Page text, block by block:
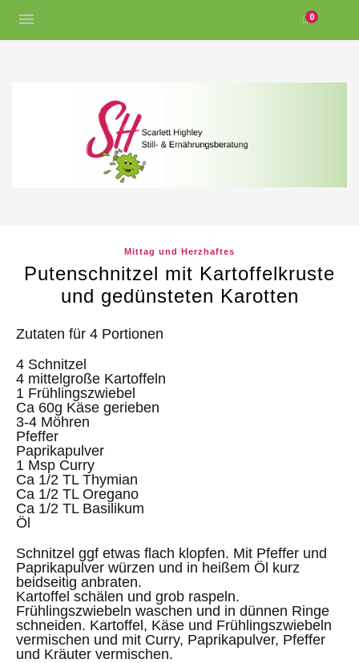
0
Mittag und Herzhaftes
Putenschnitzel mit Kartoffelkruste
und gedünsteten Karotten
Zutaten für 4 Portionen
4 Schnitzel
4 mittelgroße Kartoffeln
1 Frühlingszwiebel
Ca 60g Käse gerieben
3-4 Möhren
Pfeffer
Paprikapulver
1 Msp Curry
Ca 1/2 TL Thymian
Ca 1/2 TL Oregano
Ca 1/2 TL Basilikum
Öl
Schnitzel ggf etwas flach klopfen. Mit Pfeffer und
Paprikapulver würzen und in heißem Öl kurz
beidseitig anbraten.
Kartoffel schälen und grob raspeln.
Frühlingszwiebeln waschen und in dünnen Ringe
schneiden. Kartoffel, Käse und Frühlingszwiebeln
vermischen und mit Curry, Paprikapulver, Pfeffer
und Kräuter vermischen.